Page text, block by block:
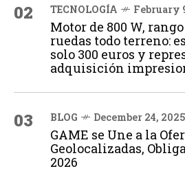
02 TECNOLOGÍA February
Motor de 800 W,
ruedas todo terreno:
solo 300 euros y
adquisición
03 BLOG December 24, 2025
GAME se Une a la
Geolocalizadas,
2026